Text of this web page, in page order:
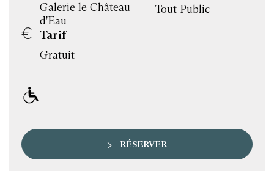
Galerie le Château
d'Eau
Tout Public
Tarif
Gratuit
RÉSERVER